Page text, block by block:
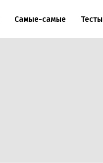
Самые-самые Тесты